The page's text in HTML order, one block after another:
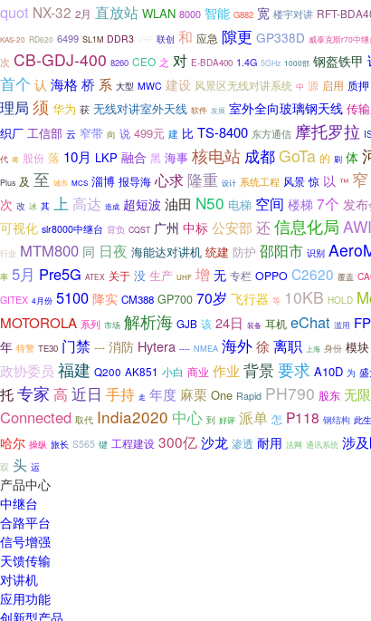
quot NX-32 2月 直放站 WLAN 8000 智能 G882 宽 楼宇对讲 RFT-
KAS-20 RD620 6499 SL1M DDR3 VHF 联创 和 应急 隙更 GP338D 威泰克斯r70中继
次 CB-GDJ-400 8260 CEO 之 对 E-BDA400 1.4G 5GHz 1000部 钢盔铁甲
首个 认 海格 桥 系 大型 MWC 建设 风景区无线对讲系统 中 源 启用 质押
理局 须 华为 获 无线对讲室外天线 软件 发展 室外全向玻璃钢天线 传
织厂 工信部 云 窄带 向 说 499元 建 比 TS-8400 东方通信 摩托罗拉
代 将 股份 落 10月 LKP 融合 黑 海事 核电站 成都GoTa 的 刷 体
Plus 及 至 城市 MCS 淄博 报导海 心求 隆重 设计 系统工程 风景 惊 以 ™ 窄
次 改 冰 其 上 高达 造成 超短波 油田 N50 电梯 空间 楼梯 7个 发布
可视化 slr8000中继台 背负 CQST 广州 中标 公安部 还信息化局
行业 MTM800 同 日夜 海能达对讲机 统建 防护 邵阳市 识别
率 5月 Pre5G ATEX 关于 没 生产 UHF 增 无 专栏 OPPO C2620 覆盖
GITEX 4月份 5100 降实 CM388 GP700 70岁 飞行器 等 10KB HOLD
MOTOROLA 系列 市场 解析海 GJB 该 24日 装备 耳机 eChat 滥用
年 特警 TE30 门禁 --- 消防 Hytera ---- NMEA 海外徐 离职 上海 身份 模块
政协委员 福建 Q200 AK851 小白 商业 作业 背景要求 A10D 为
托专家 高 近日 手持 走 年度 麻栗 One Rapid PH790 股东 无
Connected 取代 India2020 中心 到 好评 派单 怎 P118 钢结构 此生
哈尔 操纵 旅长 S565 键 工程建设 300亿沙龙 渗透 耐用 法网 通讯系统 涉
双 头 运
产品中心
中继台
合路平台
信号增强
天馈传输
对讲机
应用功能
创新型产品